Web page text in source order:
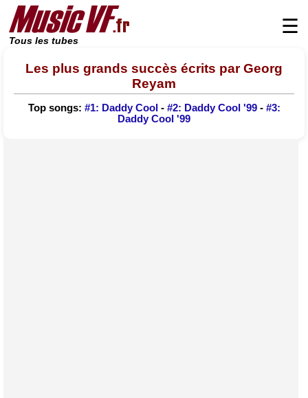
Tous les tubes
☰
Les plus grands succès écrits par Georg
Reyam
Top songs: #1: Daddy Cool - #2: Daddy Cool '99- #3:
Daddy Cool '99